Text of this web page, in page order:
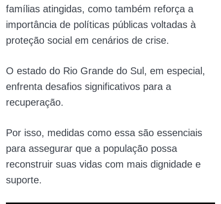
famílias atingidas, como também reforça a
importância de políticas públicas voltadas à
proteção social em cenários de crise.
O estado do Rio Grande do Sul, em especial,
enfrenta desafios significativos para a
recuperação.
Por isso, medidas como essa são essenciais
para assegurar que a população possa
reconstruir suas vidas com mais dignidade e
suporte.